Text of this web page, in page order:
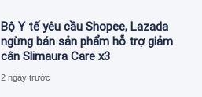
Bộ Y tế yêu cầu Shopee, Lazada
ngừng bán sản phẩm hỗ trợ giảm
cân Slimaura Care x3
2 ngày trước